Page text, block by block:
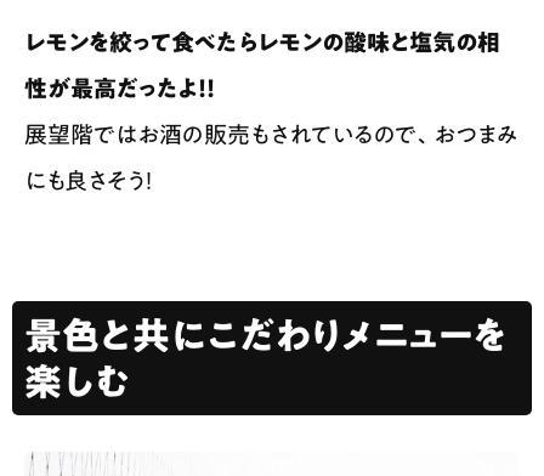
レモンを絞って食べたらレモンの酸味と塩気の相
性が最高だったよ！！
展望階ではお酒の販売もされているので、おつまみ
にも良さそう！
景色と共にこだわりメニューを
楽しむ